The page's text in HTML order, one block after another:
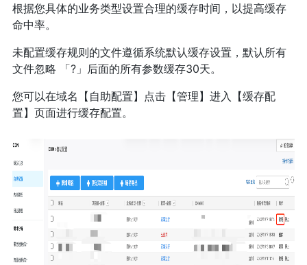
根据您具体的业务类型设置合理的缓存时间，以提高缓存
命中率。
未配置缓存规则的文件遵循系统默认缓存设置，默认所有
文件忽略 「?」后面的所有参数缓存30天。
您可以在域名【自助配置】点击【管理】进入【缓存配
置】页面进行缓存配置。